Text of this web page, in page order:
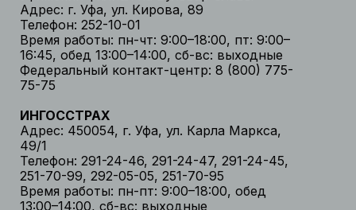
Адрес: г. Уфа, ул. Кирова, 89
Телефон: 252-10-01
Время работы: пн-чт: 9:00–18:00, пт: 9:00–
16:45, обед 13:00–14:00, сб-вс: выходные
Федеральный контакт-центр: 8 (800) 775-
75-75
ИНГОССТРАХ
Адрес: 450054, г. Уфа, ул. Карла Маркса,
49/1
Телефон: 291-24-46, 291-24-47, 291-24-45,
251-70-99, 292-05-05, 251-70-95
Время работы: пн-пт: 9:00–18:00, обед
13:00–14:00, сб-вс: выходные